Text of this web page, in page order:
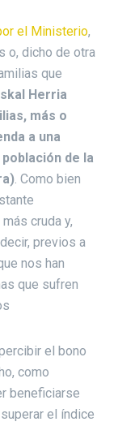
el Ministerio,
o, dicho de otra
que
Herria
más o
a una
de la
. Como bien
cruda y,
previos a
nos han
que sufren
el bono
como
beneficiarse
el índice